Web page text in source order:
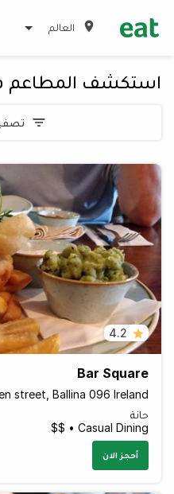
العالم
استكشف المطاعم
4.2
Bar Square
street, Ballina 096 Ireland
حانة
Casual Dining • $$
أحجز الان